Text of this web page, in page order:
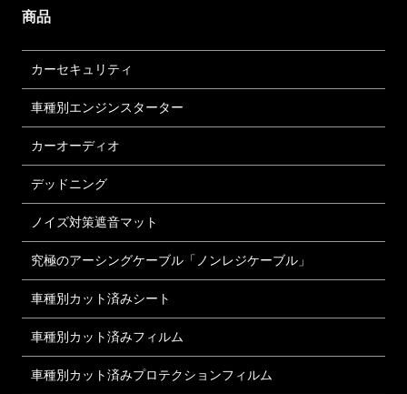
商品
カーセキュリティ
車種別エンジンスターター
カーオーディオ
デッドニング
ノイズ対策遮音マット
究極のアーシングケーブル「ノンレジケーブル」
車種別カット済みシート
車種別カット済みフィルム
車種別カット済みプロテクションフィルム